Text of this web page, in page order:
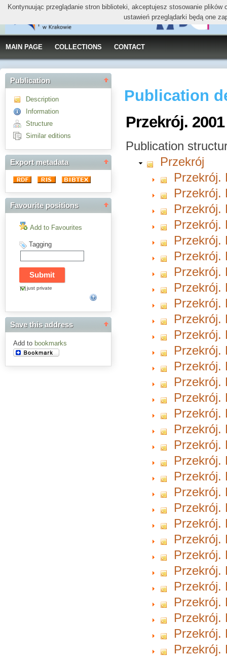
MAIN PAGE COLLECTIONS CONTACT
Publication
Description
Information
Structure
Similar editions
Export metadata
Favourite positions
Add to Favourites
Tagging
just private
Save this address
Add to bookmarks
Publication
Przekrój.
Publication
Przekrój
Przekrój.
Przekrój.
Przekrój.
Przekrój.
Przekrój.
Przekrój.
Przekrój.
Przekrój.
Przekrój.
Przekrój.
Przekrój.
Przekrój.
Przekrój.
Przekrój.
Przekrój.
Przekrój.
Przekrój.
Przekrój.
Przekrój.
Przekrój.
Przekrój.
Przekrój.
Przekrój.
Przekrój.
Przekrój.
Przekrój.
Przekrój.
Przekrój.
Przekrój.
Przekrój.
Przekrój.
Kontynuując przeglądanie stron biblioteki, akceptujesz stosowanie
ustawień przeglądarki będą one